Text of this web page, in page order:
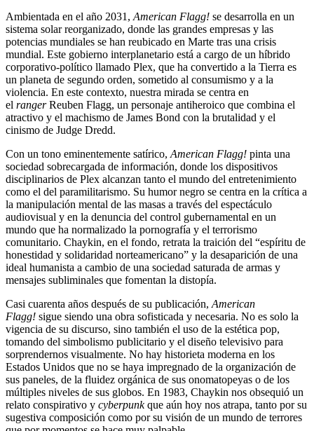
Ambientada en el año 2031, American Flagg! se desarrolla en un
sistema solar reorganizado, donde las grandes empresas y las
potencias mundiales se han reubicado en Marte tras una crisis
mundial. Este gobierno interplanetario está a cargo de un híbrido
corporativo-político llamado Plex, que ha convertido a la Tierra es
un planeta de segundo orden, sometido al consumismo y a la
violencia. En este contexto, nuestra mirada se centra en
el rangerReuben Flagg, un personaje antiheroico que combina el
atractivo y el machismo de James Bond con la brutalidad y el
cinismo de Judge Dredd.
Con un tono eminentemente satírico, American Flagg! pinta una
sociedad sobrecargada de información, donde los dispositivos
disciplinarios de Plex alcanzan tanto el mundo del entretenimiento
como el del paramilitarismo. Su humor negro se centra en la crítica a
la manipulación mental de las masas a través del espectáculo
audiovisual y en la denuncia del control gubernamental en un
mundo que ha normalizado la pornografía y el terrorismo
comunitario. Chaykin, en el fondo, retrata la traición del “espíritu de
honestidad y solidaridad norteamericano” y la desaparición de una
ideal humanista a cambio de una sociedad saturada de armas y
mensajes subliminales que fomentan la distopía.
Casi cuarenta años después de su publicación, American
Flagg! sigue siendo una obra sofisticada y necesaria. No es solo la
vigencia de su discurso, sino también el uso de la estética pop,
tomando del simbolismo publicitario y el diseño televisivo para
sorprendernos visualmente. No hay historieta moderna en los
Estados Unidos que no se haya impregnado de la organización de
sus paneles, de la fluidez orgánica de sus onomatopeyas o de los
múltiples niveles de sus globos. En 1983, Chaykin nos obsequió un
relato conspirativo y cyberpunkque aún hoy nos atrapa, tanto por su
sugestiva composición como por su visión de un mundo de terrores